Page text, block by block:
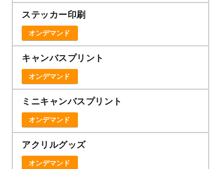
ステッカー印刷
オンデマンド
キャンバスプリント
オンデマンド
ミニキャンバスプリント
オンデマンド
アクリルグッズ
オンデマンド